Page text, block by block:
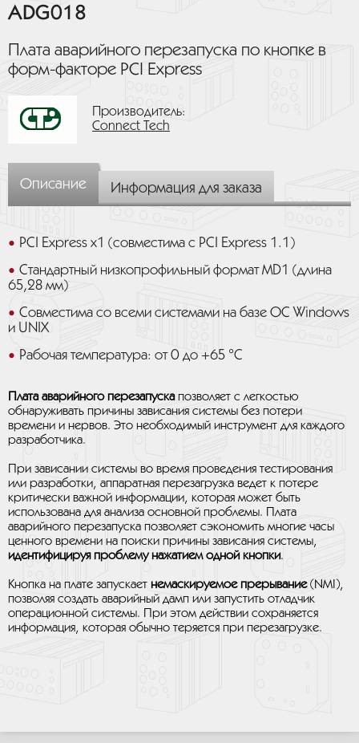
ADG018
Плата аварийного перезапуска по кнопке в
форм-факторе PCI Express
Производитель:
Connect Tech
Описание Информация для заказа
PCI Express x1 (совместима с PCI Express 1.1)
Стандартный низкопрофильный формат MD1 (длина
65,28 мм)
Совместима со всеми системами на базе ОС Windows
и UNIX
Рабочая температура: от 0 до +65 °C
Плата аварийного перезапускапозволяет с легкостью
обнаруживать причины зависания системы без потери
времени и нервов. Это необходимый инструмент для каждого
разработчика.
При зависании системы во время проведения тестирования
или разработки, аппаратная перезагрузка ведет к потере
критически важной информации, которая может быть
использована для анализа основной проблемы. Плата
аварийного перезапуска позволяет сэкономить многие часы
ценного времени на поиски причины зависания системы,
идентифицируя проблему нажатием одной кнопки.
Кнопка на плате запускает немаскируемое прерывание(NMI),
позволяя создать аварийный дамп или запустить отладчик
операционной системы. При этом действии сохраняется
информация, которая обычно теряется при перезагрузке.